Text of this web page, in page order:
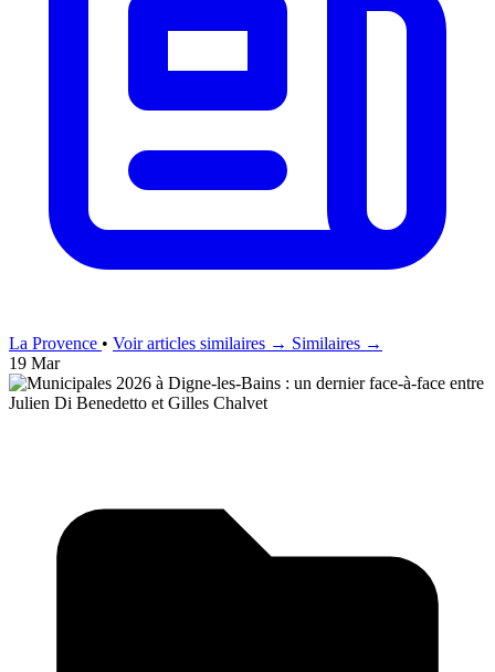
La Provence • Voir articles similaires → Similaires →
19 Mar